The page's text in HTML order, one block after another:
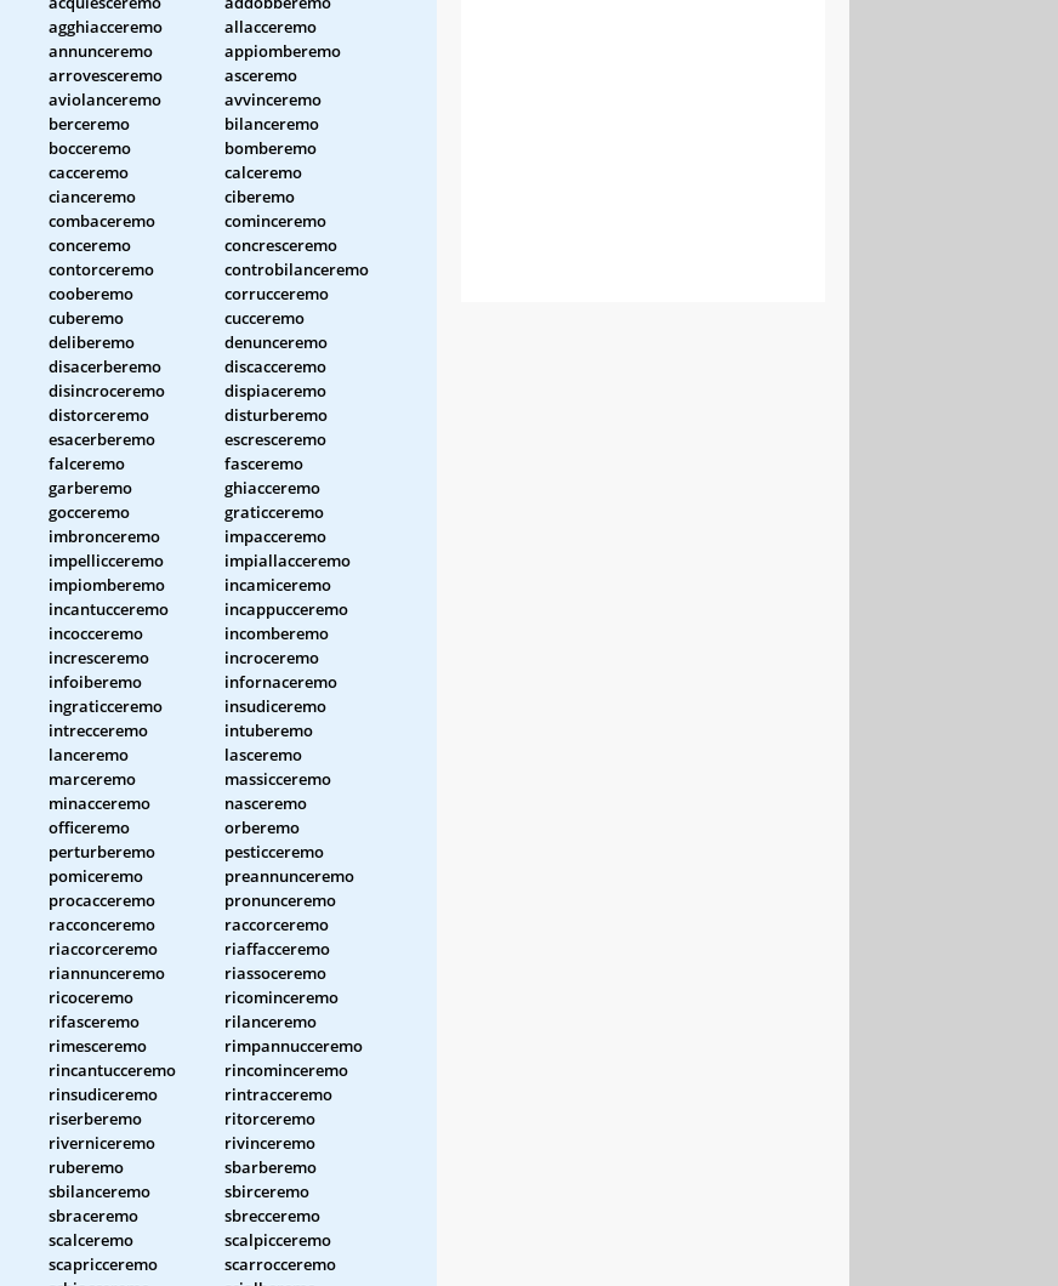
agghiacceremo
allacceremo
annunceremo
appiomberemo
arrovesceremo
asceremo
aviolanceremo
avvinceremo
berceremo
bilanceremo
bocceremo
bomberemo
cacceremo
calceremo
cianceremo
ciberemo
combaceremo
cominceremo
conceremo
concresceremo
contorceremo
controbilanceremo
cooberemo
corrucceremo
cuberemo
cucceremo
deliberemo
denunceremo
disacerberemo
discacceremo
disincroceremo
dispiaceremo
distorceremo
disturberemo
esacerberemo
escresceremo
falceremo
fasceremo
garberemo
ghiacceremo
gocceremo
graticceremo
imbronceremo
impacceremo
impellicceremo
impiallacceremo
impiomberemo
incamiceremo
incantucceremo
incappucceremo
incocceremo
incomberemo
incresceremo
incroceremo
infoiberemo
infornaceremo
ingraticceremo
insudiceremo
intrecceremo
intuberemo
lanceremo
lasceremo
marceremo
massicceremo
minacceremo
nasceremo
officeremo
orberemo
perturberemo
pesticceremo
pomiceremo
preannunceremo
procacceremo
pronunceremo
racconceremo
raccorceremo
riaccorceremo
riaffacceremo
riannunceremo
riassoceremo
ricoceremo
ricominceremo
rifasceremo
rilanceremo
rimesceremo
rimpannucceremo
rincantucceremo
rincominceremo
rinsudiceremo
rintracceremo
riserberemo
ritorceremo
riverniceremo
rivinceremo
ruberemo
sbarberemo
sbilanceremo
sbirceremo
sbraceremo
sbrecceremo
scalceremo
scalpicceremo
scapricceremo
scarrocceremo